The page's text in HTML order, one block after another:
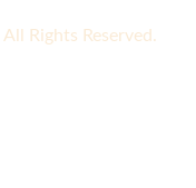
Rights Reserved.